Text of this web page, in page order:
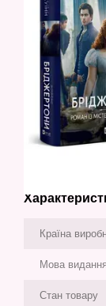
Країна
Мова видання
Стан товару